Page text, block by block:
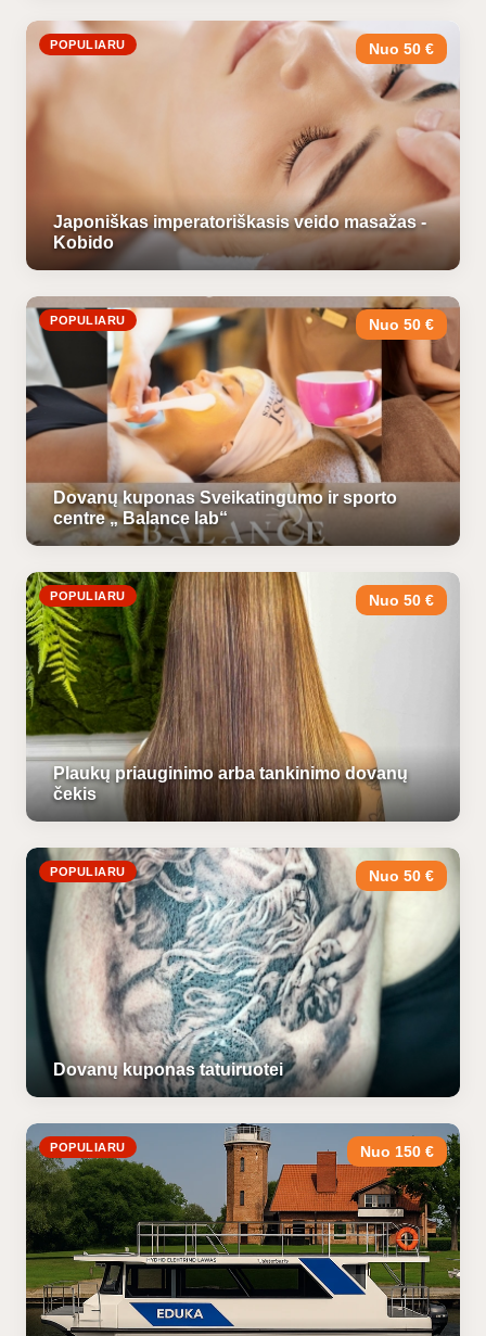
POPULIARU Nuo 50 €
Japoniškas imperatoriškasis veido masažas -
Kobido
POPULIARU Nuo 50 €
Dovanų kuponas Sveikatingumo ir sporto
centre „ Balance lab“
POPULIARU Nuo 50 €
Plaukų priauginimo arba tankinimo dovanų
čekis
POPULIARU Nuo 50 €
Dovanų kuponas tatuiruotei
POPULIARU Nuo 150 €